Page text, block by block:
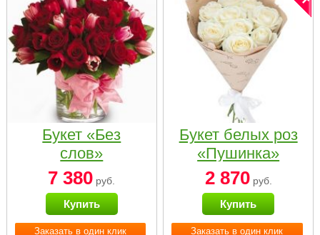
Заказать в один клик
Букет «Без
слов»
7 380 руб.
Купить
Заказать в один клик
Букет белых роз
«Пушинка»
2 870руб.
Купить